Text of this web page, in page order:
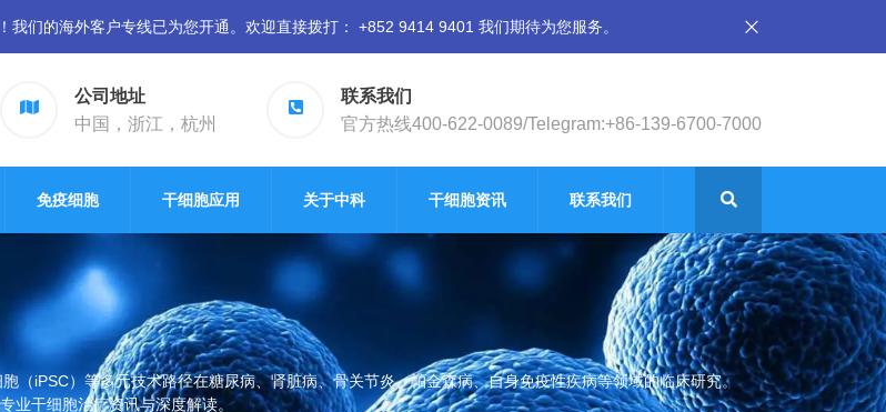
们的海外客户专线已为您开通。欢迎直接拨打： +852 9414 9401 我们期待为您服务。
公司地址
中国，浙江，杭州
联系我们
官方热线400-622-0089/Telegram:+86-139-6700-7000
免疫细胞 干细胞应用 关于中科 干细胞资讯 联系我们
（iPSC）等多元技术路径在糖尿病、肾脏病、骨关节炎、帕金森病、自身免疫性疾病等领域的临床研究。
业干细胞治疗资讯与深度解读。